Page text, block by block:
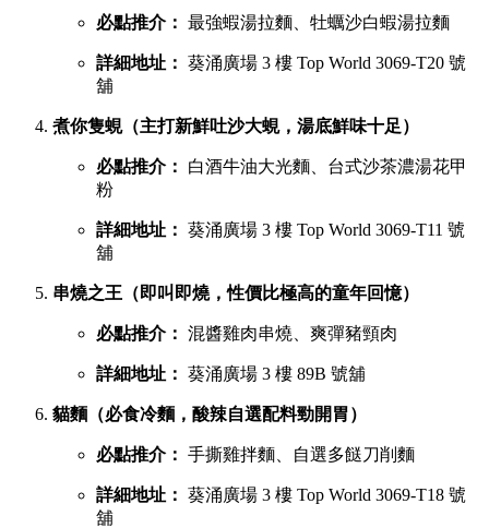
必點推介： 最強蝦湯拉麵、牡蠣沙白蝦湯拉麵
詳細地址： 葵涌廣場 3 樓 Top World 3069-T20 號
舖
煮你隻蜆（主打新鮮吐沙大蜆，湯底鮮味十足）
必點推介：
白酒牛油大光麵、台式沙茶濃湯花甲
粉
詳細地址： 葵涌廣場 3 樓 Top World 3069-T11 號
舖
串燒之王（即叫即燒，性價比極高的童年回憶）
必點推介： 混醬雞肉串燒、爽彈豬頸肉
詳細地址： 葵涌廣場 3 樓 89B 號舖
貓麵（必食冷麵，酸辣自選配料勁開胃）
必點推介： 手撕雞拌麵、自選多餸刀削麵
詳細地址： 葵涌廣場 3 樓 Top World 3069-T18 號
舖